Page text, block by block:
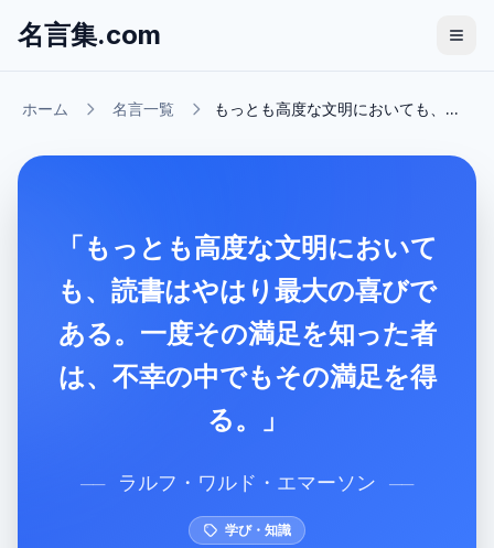
名言集.com
ホーム 名言一覧 もっとも高度な文明においても、...
「もっとも高度な文明において
も、読書はやはり最大の喜びで
ある。一度その満足を知った者
は、不幸の中でもその満足を得
る。」
── ラルフ・ワルド・エマーソン ──
学び・知識